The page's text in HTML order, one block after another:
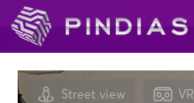
Street view VR